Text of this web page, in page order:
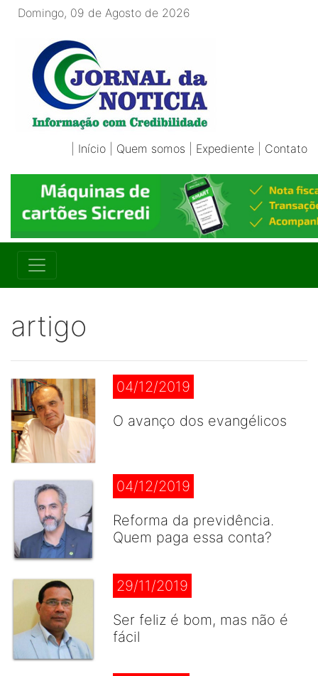
Domingo, 09 de Agosto de 2026
Início Quem somos Expediente Contato
artigo
04/12/2019
O avanço dos evangélicos
04/12/2019
Reforma da previdência.
Quem paga essa conta?
29/11/2019
Ser feliz é bom, mas não é
fácil